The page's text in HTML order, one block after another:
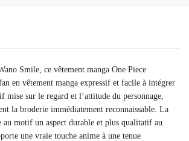
Smile, ce vêtement manga One Piece
en vêtement manga expressif et facile à intégrer
sur le regard et l’attitude du personnage,
la broderie immédiatement reconnaissable. La
motif un aspect durable et plus qualitatif au
une vraie touche anime à une tenue